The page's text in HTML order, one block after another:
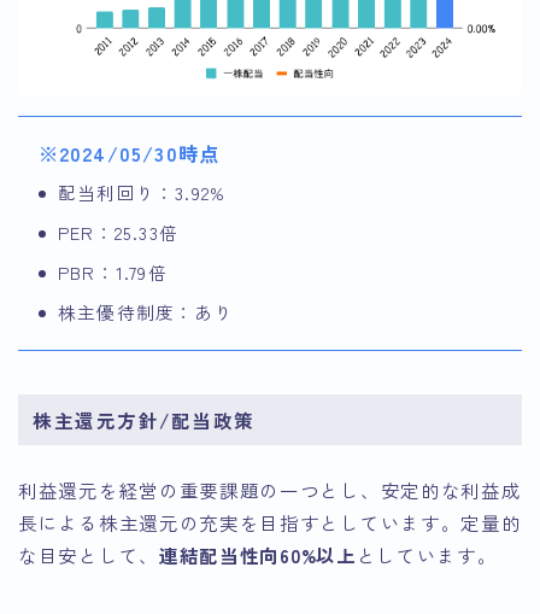
※2024/05/30時点
配当利回り：3.92%
PER：25.33倍
PBR：1.79倍
株主優待制度：あり
株主還元方針/配当政策
利益還元を経営の重要課題の一つとし、安定的な利益成
長による株主還元の充実を目指すとしています。定量的
な目安として、 連結配当性向60%以上 としています。